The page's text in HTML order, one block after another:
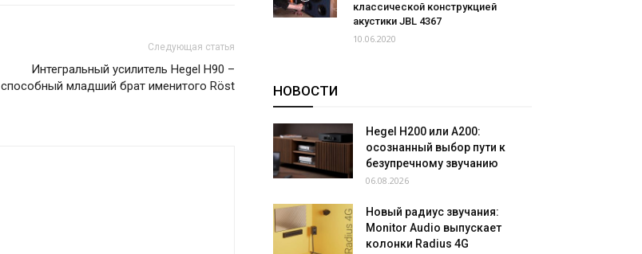
Следующая статья
Интегральный усилитель Hegel H90 –
способный младший брат именитого Röst
классической конструкцией
акустики JBL 4367
10.06.2020
НОВОСТИ
Hegel H200 или A200:
осознанный выбор пути к
безупречному звучанию
06.08.2026
Новый радиус звучания:
Monitor Audio выпускает
колонки Radius 4G